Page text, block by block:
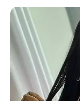
ΣΠΑΜΕ ΤΟ